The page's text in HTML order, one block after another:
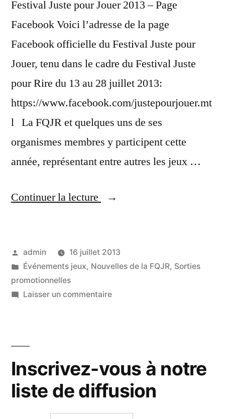
Festival Juste pour Jouer 2013 – Page
Facebook Voici l’adresse de la page
Facebook officielle du Festival Juste pour
Jouer, tenu dans le cadre du Festival Juste
pour Rire du 13 au 28 juillet 2013:
https://www.facebook.com/justepourjouer.mt
l La FQJR et quelques uns de ses
organismes membres y participent cette
année, représentant entre autres les jeux …
Continuer la lecture
« Festival
Jouer
–
Publié
par
admin
16 juillet 2013
Publié
dans
Événements jeux, Nouvelles de la FQJR, Sorties
promotionnelles
Laisser un commentairesur
2013
–
Page
Inscrivez-vous à notre
liste de diffusion